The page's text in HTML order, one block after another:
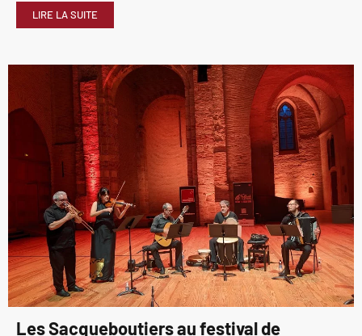
LIRE LA SUITE
Les Sacqueboutiers au festival de